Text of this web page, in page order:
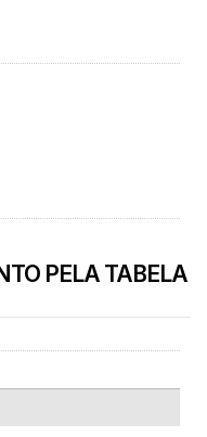
PELA TABELA